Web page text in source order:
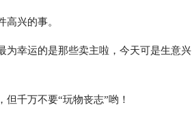
兴的事。
为幸运的是那些卖主啦，今天可是生意兴
千万不要“玩物丧志”哟！